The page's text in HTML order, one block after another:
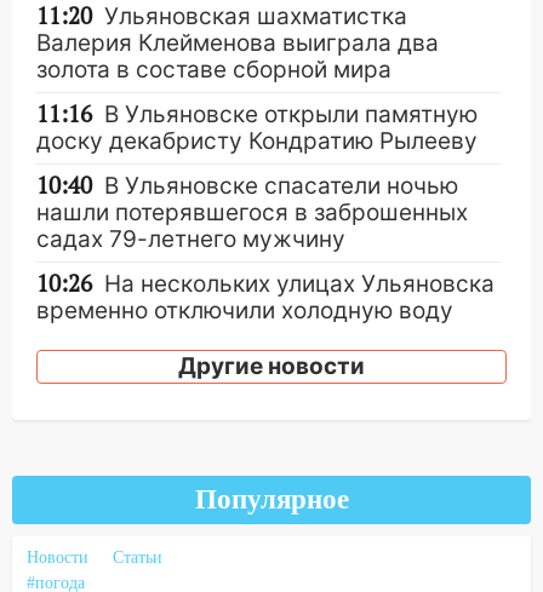
11:20 Ульяновская шахматистка
Валерия Клейменова выиграла два
золота в составе сборной мира
11:16 В Ульяновске открыли памятную
доску декабристу Кондратию Рылееву
10:40 В Ульяновске спасатели ночью
нашли потерявшегося в заброшенных
садах 79-летнего мужчину
10:26 На нескольких улицах Ульяновска
временно отключили холодную воду
10:14 В Ульяновске двоих участников
коррупционной схемы при ЦГКБ
соседними Татарстаном и Саратовской
09:41
Диана Шурыгина уверовала в
Бога в СИЗО
Другие новости
Популярное
Новости
Статьи
#погода